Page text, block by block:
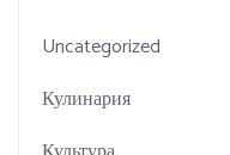
Uncategorized
Кулинария